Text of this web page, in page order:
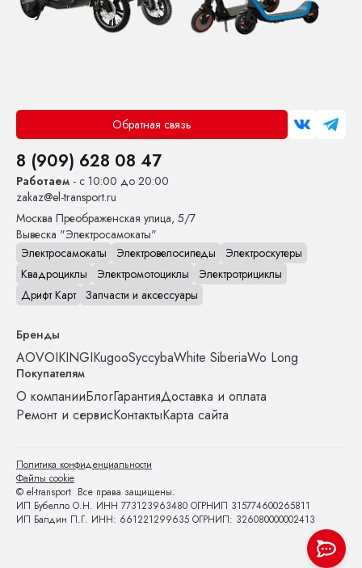
Обратная связь
8 (909) 628 08 47
Работаем - с 10:00 до 20:00
zakaz@el-transport.ru
Москва Преображенская улица, 5/7
Вывеска "Электросамокаты"
Электросамокаты
Электровелосипеды
Электроскутеры
Квадроциклы
Электромотоциклы
Электротрициклы
Дрифт Карт Запчасти и аксессуары
Бренды
AOVOIKINGIKugooSyccybaWhite SiberiaWo Long
Покупателям
О компанииБлогГарантияДоставка и оплата
Ремонт и сервисКонтактыКарта сайта
© el-transport Все права защищены.
ИП Бубелло О.Н. ИНН 773123963480 ОГРНИП 315774600265811
ИП Балдин П.Г. ИНН: 661221299635 ОГРНИП: 326080000002413
Политика конфиденциальности
Файлы cookie